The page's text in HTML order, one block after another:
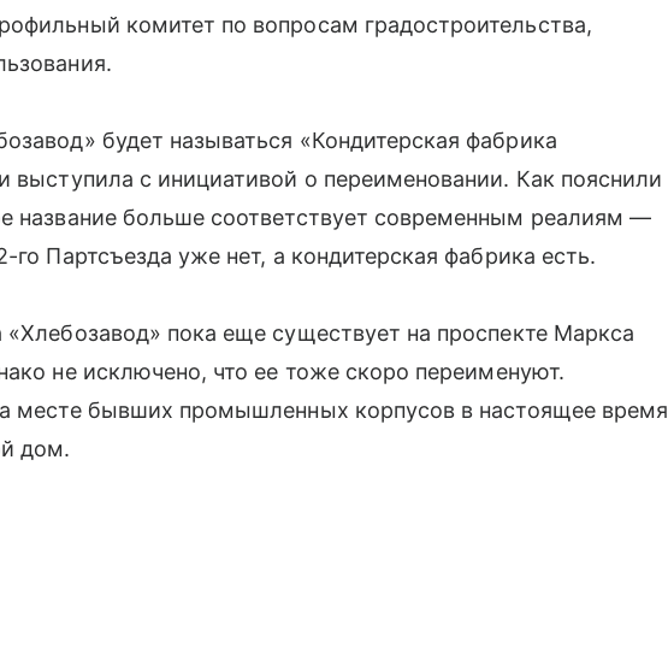
комитет по вопросам градостроительства,
будет называться «Кондитерская фабрика
выступила с инициативой о переименовании. Как пояснили
название больше соответствует современным реалиям —
го Партсъезда уже нет, а кондитерская фабрика есть.
пока еще существует на проспекте Маркса
не исключено, что ее тоже скоро переименуют.
месте бывших промышленных корпусов в настоящее время
дом.